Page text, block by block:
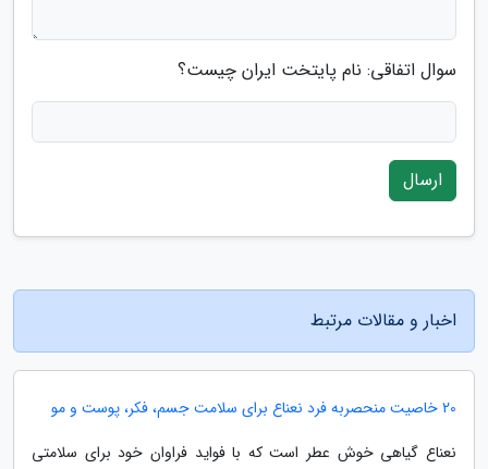
سوال اتفاقی: نام پایتخت ایران چیست؟
ارسال
اخبار و مقالات مرتبط
20 خاصیت منحصربه فرد نعناع برای سلامت جسم، فکر، پوست و مو
نعناع گیاهی خوش عطر است که با فواید فراوان خود برای سلامتی